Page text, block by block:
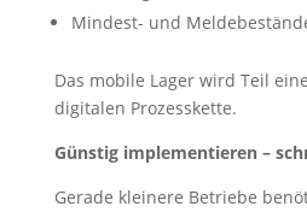
Mindest- und
Das mobile Lager wird Teil
digitalen Prozesskette.
Günstig implementieren –
Gerade kleinere Betriebe